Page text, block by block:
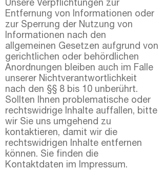
Unsere Verpflichtungen zur
Entfernung von Informationen oder
zur Sperrung der Nutzung von
Informationen nach den
allgemeinen Gesetzen aufgrund von
gerichtlichen oder behördlichen
Anordnungen bleiben auch im Falle
unserer Nichtverantwortlichkeit
nach den §§ 8 bis 10 unberührt.
Sollten Ihnen problematische oder
rechtswidrige Inhalte auffallen, bitte
wir Sie uns umgehend zu
kontaktieren, damit wir die
rechtswidrigen Inhalte entfernen
können. Sie finden die
Kontaktdaten im Impressum.